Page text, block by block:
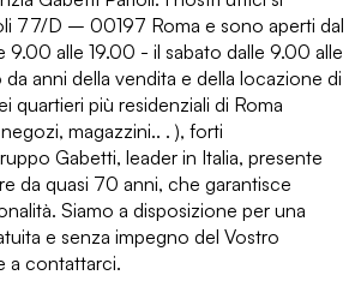
77/D – 00197 Roma e sono aperti dal
9.00 alle 19.00 - il sabato dalle 9.00 alle
anni della vendita e della locazione di
quartieri più residenziali di Roma
magazzini.. . ), forti
Gabetti, leader in Italia, presente
da quasi 70 anni, che garantisce
Siamo a disposizione per una
e senza impegno del Vostro
a contattarci.